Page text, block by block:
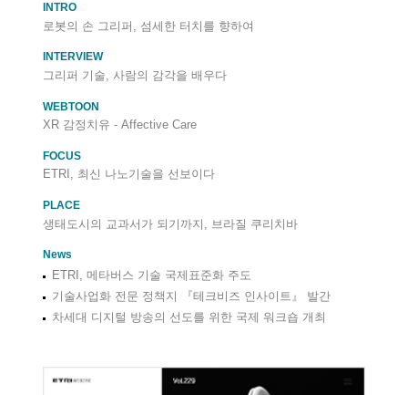
INTRO
로봇의 손 그리퍼, 섬세한 터치를 향하여
INTERVIEW
그리퍼 기술, 사람의 감각을 배우다
WEBTOON
XR 감정치유 - Affective Care
FOCUS
ETRI, 최신 나노기술을 선보이다
PLACE
생태도시의 교과서가 되기까지, 브라질 쿠리치바
News
ETRI, 메타버스 기술 국제표준화 주도
기술사업화 전문 정책지 『테크비즈 인사이트』 발간
차세대 디지털 방송의 선도를 위한 국제 워크숍 개최